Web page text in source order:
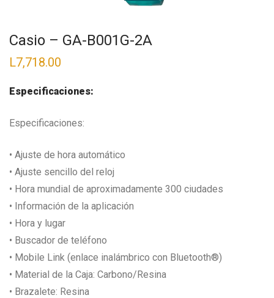
Casio – GA-B001G-2A
L7,718.00
Especificaciones:
Especificaciones:
• Ajuste de hora automático
• Ajuste sencillo del reloj
• Hora mundial de aproximadamente 300 ciudades
• Información de la aplicación
• Hora y lugar
• Buscador de teléfono
• Mobile Link (enlace inalámbrico con Bluetooth®)
• Material de la Caja: Carbono/Resina
• Brazalete: Resina